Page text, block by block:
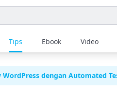
Tips Ebook Video
dengan Automated